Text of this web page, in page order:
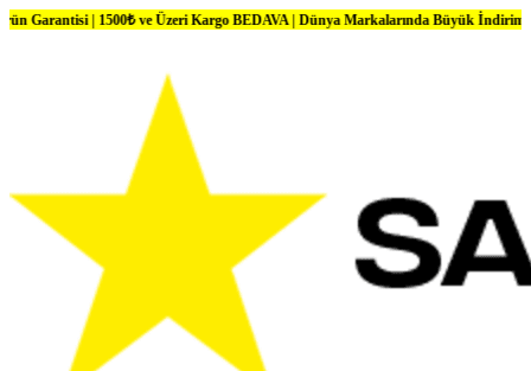
1500₺ ve Üzeri Kargo BEDAVA | Dünya Markalarında Büyük İndirimler